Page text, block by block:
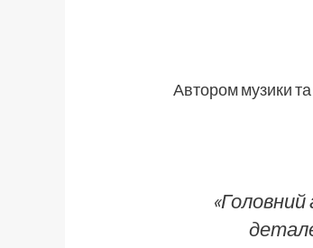
Автором музики та